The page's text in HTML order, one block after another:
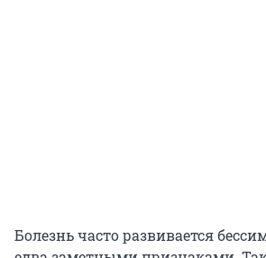
Болезнь часто развивается